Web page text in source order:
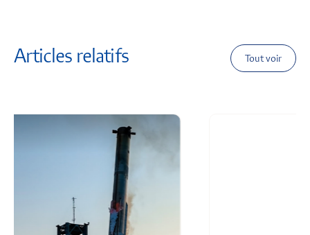
Articles relatifs Tout voir